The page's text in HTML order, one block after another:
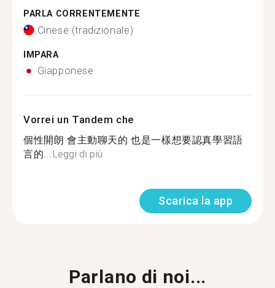
PARLA CORRENTEMENTE
Cinese (tradizionale)
IMPARA
Giapponese
Vorrei un Tandem che
個性開朗 會主動聊天的 也是一樣想要認真學習語
言的...Leggi di più
Scarica la app
Parlano di noi...